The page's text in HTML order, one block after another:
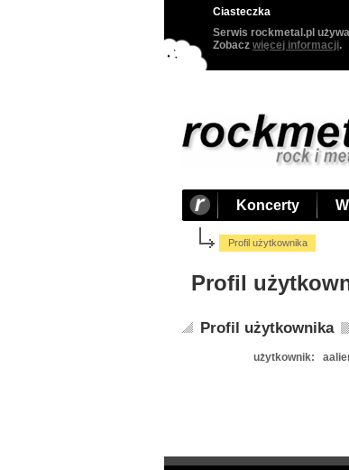
Ciasteczka
Serwis rockmetal.pl
Zobacz więcej informacji.
Koncerty
Profil użytkownika
Profil
Profil użytkownika
użytkownik: